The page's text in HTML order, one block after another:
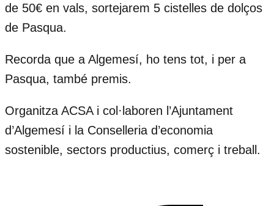
de 50€ en vals, sortejarem 5 cistelles de dolços
de Pasqua.
Recorda que a Algemesí, ho tens tot, i per a
Pasqua, també premis.
Organitza ACSA i col·laboren l’Ajuntament
d’Algemesí i la Conselleria d’economia
sostenible, sectors productius, comerç i treball.